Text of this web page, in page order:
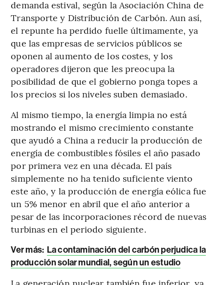
demanda estival, según la Asociación China de
Transporte y Distribución de Carbón. Aun así,
el repunte ha perdido fuelle últimamente, ya
que las empresas de servicios públicos se
oponen al aumento de los costes, y los
operadores dijeron que les preocupa la
posibilidad de que el gobierno ponga topes a
los precios si los niveles suben demasiado.
Al mismo tiempo, la energía limpia no está
mostrando el mismo crecimiento constante
que ayudó a China a reducir la producción de
energía de combustibles fósiles el año pasado
por primera vez en una década. El país
simplemente no ha tenido suficiente viento
este año, y la producción de energía eólica fue
un 5% menor en abril que el año anterior a
pesar de las incorporaciones récord de nuevas
turbinas en el periodo siguiente.
Ver más: La contaminación del carbón perjudica la
producción solar mundial, según un estudio